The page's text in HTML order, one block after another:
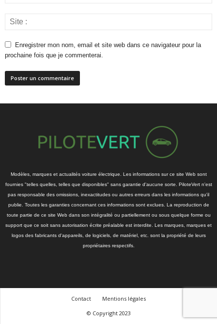
Enregistrer mon nom, email et site web dans ce navigateur pour la
prochaine fois que je commenterai.
Modèles, marques et actualités voiture électrique. Les informations sur ce site Web sont
fournies "telles quelles, telles que disponibles" sans garantie d'aucune sorte. PiloteVert n'est
pas responsable des omissions, inexactitudes ou autres erreurs dans les informations qu'il
publie. Toutes les garanties concernant ces informations sont exclues. La reproduction de
toute partie de ce site Web dans son intégralité ou partiellement ou sous quelque forme ou
support que ce soit sans autorisation écrite préalable est interdite. Les marques, marques et
logos des fabricants d'appareils, de logiciels, de matériel, etc. sont la propriété de leurs
propriétaires respectifs.
Contact
Mentions légales
© Copyright 2023